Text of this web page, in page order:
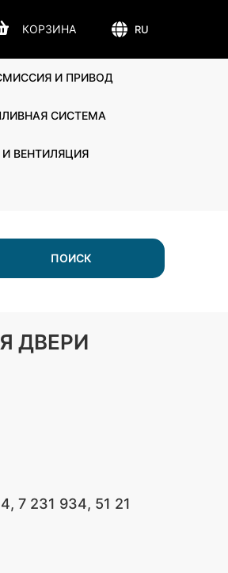
И ПРИВОД
СИСТЕМА
ВЕНТИЛЯЦИЯ
ПОИСК
ДВЕРИ
7 231 934, 51 21
RU
КОРЗИНА